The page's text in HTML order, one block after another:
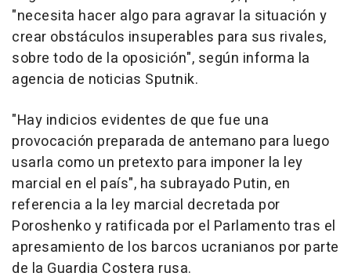
"necesita hacer algo para agravar la situación y
crear obstáculos insuperables para sus rivales,
sobre todo de la oposición", según informa la
agencia de noticias Sputnik.
"Hay indicios evidentes de que fue una
provocación preparada de antemano para luego
usarla como un pretexto para imponer la ley
marcial en el país", ha subrayado Putin, en
referencia a la ley marcial decretada por
Poroshenko y ratificada por el Parlamento tras el
apresamiento de los barcos ucranianos por parte
de la Guardia Costera rusa.